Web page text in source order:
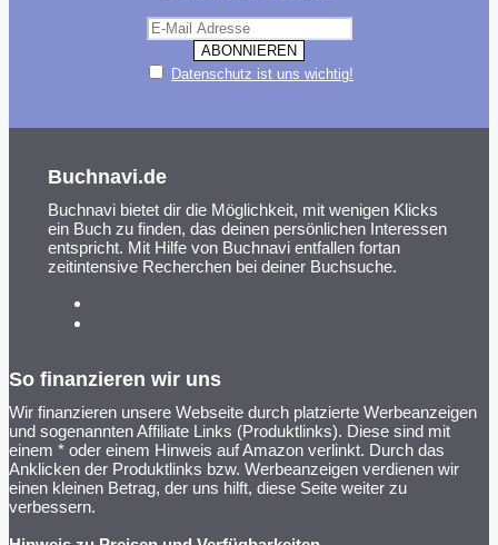
Datenschutz ist uns wichtig!
Buchnavi.de
Buchnavi bietet dir die Möglichkeit, mit wenigen Klicks
ein Buch zu finden, das deinen persönlichen Interessen
entspricht. Mit Hilfe von Buchnavi entfallen fortan
zeitintensive Recherchen bei deiner Buchsuche.
So finanzieren wir uns
Wir finanzieren unsere Webseite durch platzierte Werbeanzeigen
und sogenannten Affiliate Links (Produktlinks). Diese sind mit
einem * oder einem Hinweis auf Amazon verlinkt. Durch das
Anklicken der Produktlinks bzw. Werbeanzeigen verdienen wir
einen kleinen Betrag, der uns hilft, diese Seite weiter zu
verbessern.